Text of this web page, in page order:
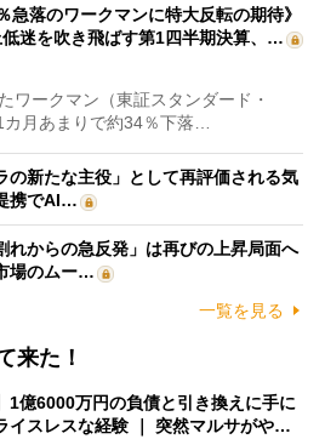
急落のワークマンに特大反転の期待》
迷を吹き飛ばす第1四半期決算、…
ークマン（東証スタンダード・
月あまりで約34％下落…
の新たな主役」として再評価される気
携でAI…
れからの急反発」は再びの上昇局面へ
場のムー…
一覧を見る
来た！
1億6000万円の負債と引き換えに手に
イスレスな経験 ｜ 突然マルサがや…